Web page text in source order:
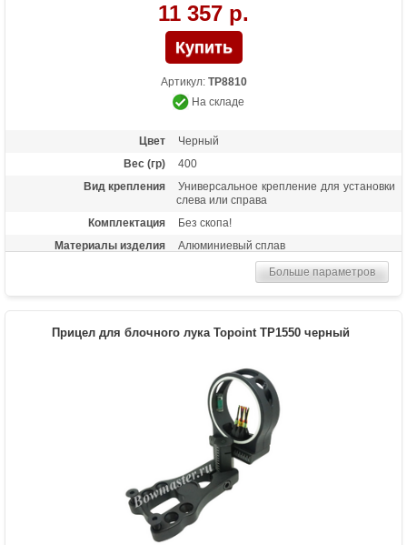
11 357 р.
Артикул: TP8810
На складе
Цвет
Черный
Вес (гр)
400
Вид крепления
Универсальное крепление для установки
слева или справа
Комплектация
Без скопа!
Материалы изделия
Алюминиевый сплав
Спортивный прицел высокого уровня для
Больше параметров
Прицел для блочного лука Topoint TP1550 черный